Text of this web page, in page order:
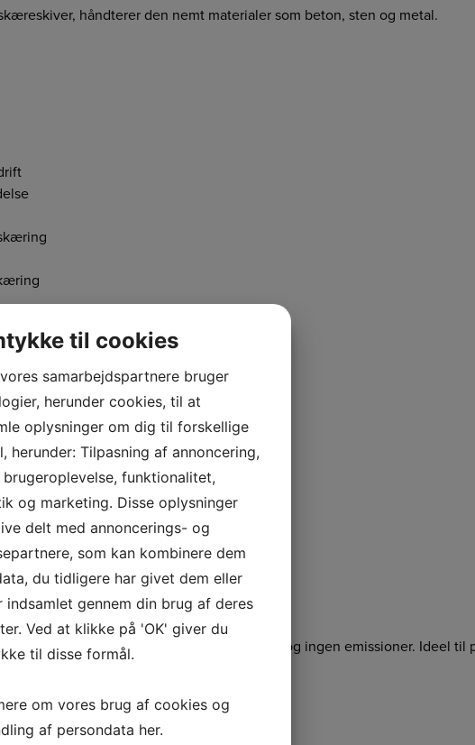
håndterer den nemt materialer som beton, sten og metal.
med mindre støj, lavere vedligeholdelse og ingen emissioner. Ideel
til cookies
samarbejdspartnere bruger
herunder cookies, til at
oplysninger om dig til forskellige
herunder: Tilpasning af annoncering,
brugeroplevelse, funktionalitet,
og marketing. Disse oplysninger
delt med annoncerings- og
som kan kombinere dem
du tidligere har givet dem eller
indsamlet gennem din brug af deres
Ved at klikke på 'OK' giver du
til disse formål.
om vores brug af cookies og
af persondata her.